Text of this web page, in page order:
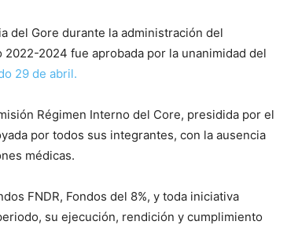
del Gore durante la administración del
2024 fue aprobada por la unanimidad del
29 de abril.
Régimen Interno del Core, presidida por el
por todos sus integrantes, con la ausencia
médicas.
FNDR, Fondos del 8%, y toda iniciativa
su ejecución, rendición y cumplimiento